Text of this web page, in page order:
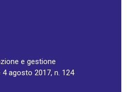
e gestione
agosto 2017, n. 124